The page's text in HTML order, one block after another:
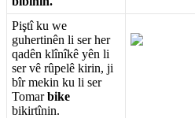
Piştî ku we
guhertinên li ser her
qadên klînîkê yên li
ser vê rûpelê kirin, ji
bîr mekin ku li ser
Tomar bike
bikirtînin.